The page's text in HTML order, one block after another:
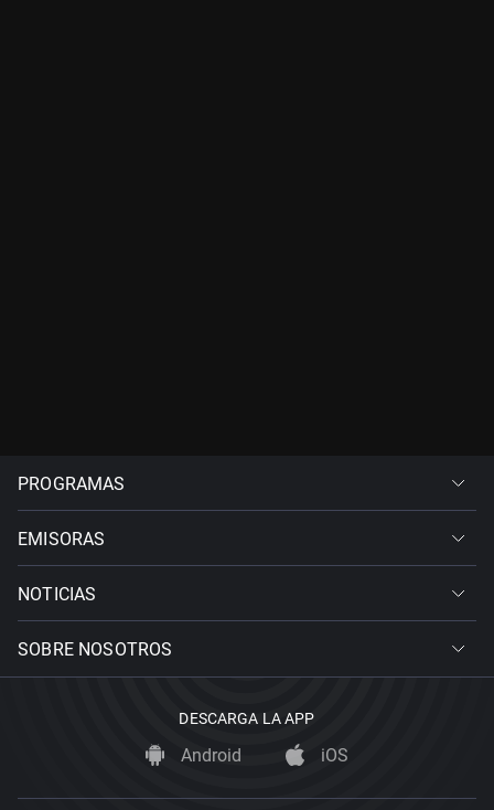
PROGRAMAS
EMISORAS
NOTICIAS
SOBRE NOSOTROS
DESCARGA LA APP
Android iOS